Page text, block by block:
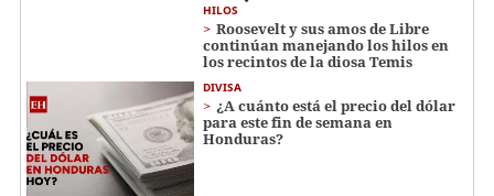
HILOS
Roosevelt y sus amos de Libre
continúan manejando los hilos en
los recintos de la diosa Temis
DIVISA
¿A cuánto está el precio del dólar
para este fin de semana en
Honduras?